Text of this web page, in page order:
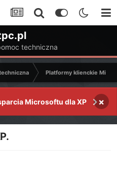
techniczna
Platformy klienckie
Microsoftu dla XP ×